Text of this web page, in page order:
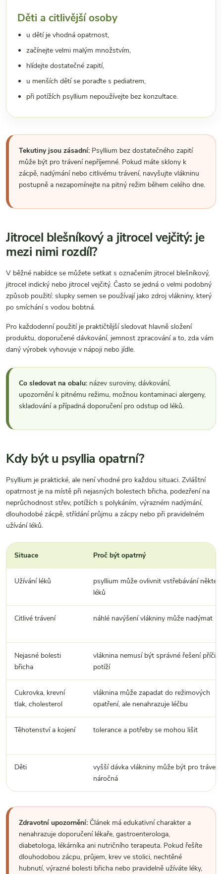
Děti a citlivější osoby
u dětí je vhodná opatrnost,
začínejte velmi malým množstvím,
hlídejte dostatečné zapití,
u menších dětí se poraďte s pediatrem,
při potížích psyllium nepoužívejte bez konzultace.
Tekutiny jsou zásadní: Psyllium bez dostatečného zapití
může být pro trávení nepříjemné. Pokud máte sklony k
zácpě, nadýmání nebo citlivému trávení, navyšujte vlákninu
postupně a nezapomínejte na pitný režim během celého dne.
Jitrocel blešníkový a jitrocel vejčitý: je
mezi nimi rozdíl?
V běžné nabídce se můžete setkat s označením jitrocel blešníkový,
jitrocel indický nebo jitrocel vejčitý. Často se jedná o velmi podobný
způsob použití: slupky semen se používají jako zdroj vlákniny, který
po smíchání s vodou bobtná.
Pro každodenní použití je praktičtější sledovat hlavně složení
produktu, doporučené dávkování, jemnost zpracování a to, zda vám
daný výrobek vyhovuje v nápoji nebo jídle.
Co sledovat na obalu: název suroviny, dávkování,
upozornění k pitnému režimu, možnou kontaminaci alergeny,
skladování a případná doporučení pro odstup od léků.
Kdy být u psyllia opatrní?
Psyllium je praktické, ale není vhodné pro každou situaci. Zvláštní
opatrnost je na místě při nejasných bolestech břicha, podezření na
neprůchodnost střev, potížích s polykáním, výrazném nadýmání,
dlouhodobé zácpě, střídání průjmu a zácpy nebo při pravidelném
užívání léků.
Situace Proč být opatrný
Užívání léků
psyllium může ovlivnit vstřebávání
léků
Citlivé trávení náhlé navýšení vlákniny může nadýmat
Nejasné bolesti
břicha
vláknina nemusí být správné řešení
potíží
Cukrovka, krevní
tlak, cholesterol
vláknina může zapadat do režimových
opatření, ale nenahrazuje léčbu
Těhotenství a kojení tolerance a potřeby se mohou lišit
Děti
vyšší dávka vlákniny může být pro trávení
náročná
Zdravotní upozornění: Článek má edukativní charakter a
nenahrazuje doporučení lékaře, gastroenterologa,
diabetologa, lékárníka ani nutričního terapeuta. Pokud řešíte
dlouhodobou zácpu, průjem, krev ve stolici, nechtěné
hubnutí, výrazné bolesti břicha nebo pravidelně užíváte léky,